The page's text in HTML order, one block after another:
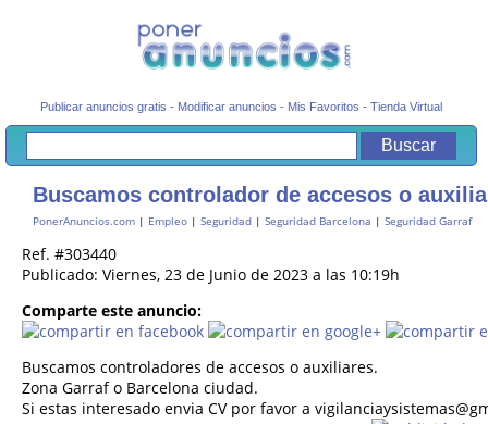
Publicar anuncios gratis - Modificar anuncios - Mis Favoritos -Tienda Virtual
Buscamos controlador de accesos o
PonerAnuncios.com | Empleo | Seguridad | Seguridad Barcelona | Seguridad Garraf
Ref. #303440
Publicado: Viernes, 23 de Junio de 2023 a las 10:19h
Comparte este anuncio:
Buscamos controladores de accesos o auxiliares.
Zona Garraf o Barcelona ciudad.
Si estas interesado envia CV por favor a